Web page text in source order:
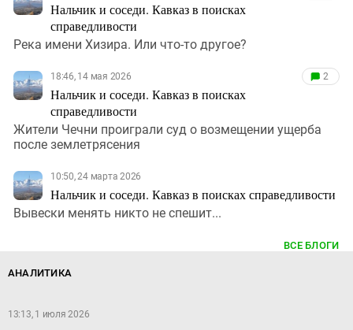
Нальчик и соседи. Кавказ в поисках
справедливости
Река имени Хизира. Или что-то другое?
18:46, 14 мая 2026
Нальчик и соседи. Кавказ в поисках
справедливости
2
Жители Чечни проиграли суд о возмещении ущерба
после землетрясения
10:50, 24 марта 2026
Нальчик и соседи. Кавказ в поисках справедливости
Вывески менять никто не спешит...
ВСЕ БЛОГИ
АНАЛИТИКА
13:13, 1 июля 2026